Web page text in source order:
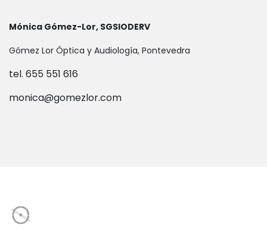
Mónica Gómez-Lor, SGSIODERV
Gómez Lor Óptica y Audiología, Pontevedra
tel. 655 551 616
monica@gomezlor.com